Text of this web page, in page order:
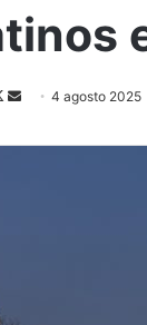
Follow
X
Send
email
4 agosto 2025